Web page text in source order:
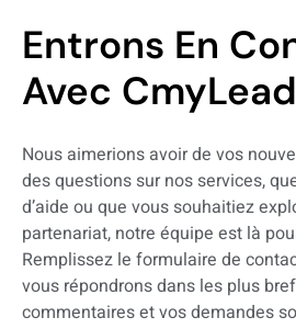
Entrons En
Avec CmyLead
Nous aimerions avoir de vos
des questions sur nos services,
d’aide ou que vous souhaitiez
partenariat, notre équipe est là
Remplissez le formulaire de
vous répondrons dans les plus
commentaires et vos demandes